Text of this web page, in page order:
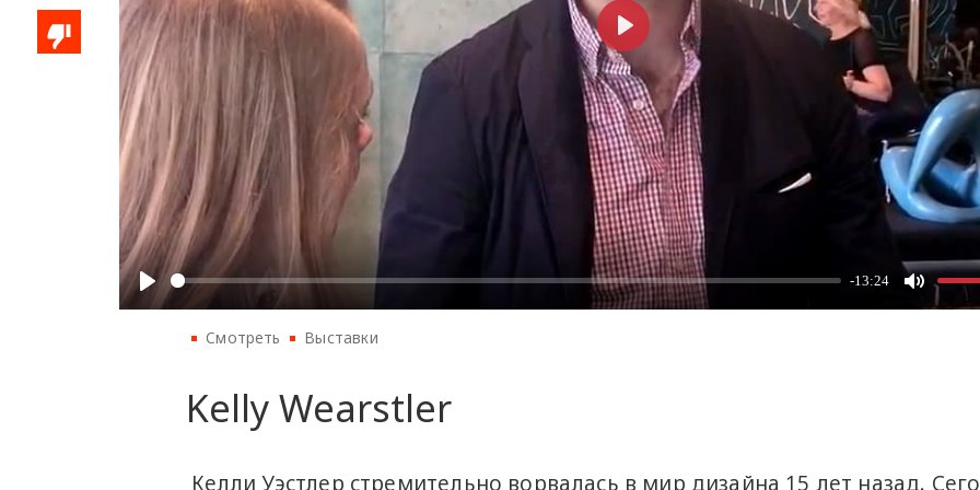
Смотреть Выставки
Kelly Wearstler
Келли Уэстлер стремительно ворвалась в мир дизайна 15 лет назад.